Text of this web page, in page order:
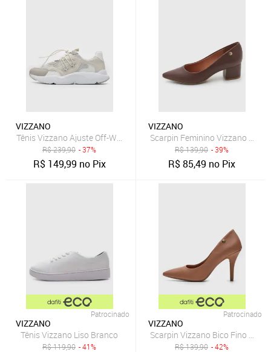
VIZZANO
Tênis Vizzano Ajuste Off-White
R$239,90 - 37%
R$ 149,99 no Pix
VIZZANO
Scarpin Feminino Vizzano Bico
R$139,90 - 39%
R$85,49 no Pix
Patrocinado
VIZZANO
Tênis Vizzano Liso Branco
R$119,90 - 41%
Patrocinado
VIZZANO
Scarpin Vizzano Bico Fino Nude
R$139,90 - 42%